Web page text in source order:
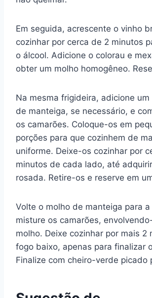
Em seguida, acrescente o vinho
cozinhar por cerca de 2 minutos
o álcool. Adicione o colorau e
obter um molho homogêneo.
Na mesma frigideira, adicione um
de manteiga, se necessário, e
os camarões. Coloque-os em
porções para que cozinhem de
uniforme. Deixe-os cozinhar por
minutos de cada lado, até
rosada. Retire-os e reserve em
Volte o molho de manteiga para
misture os camarões,
molho. Deixe cozinhar por mais 2
fogo baixo, apenas para finalizar
Finalize com cheiro-verde picado